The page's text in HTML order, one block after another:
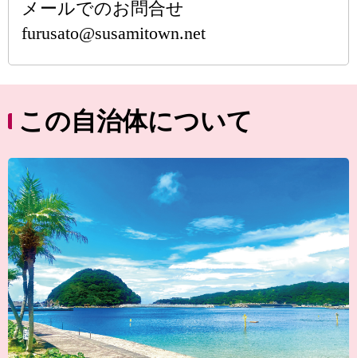
メールでのお問合せ
furusato@susamitown.net
この自治体について